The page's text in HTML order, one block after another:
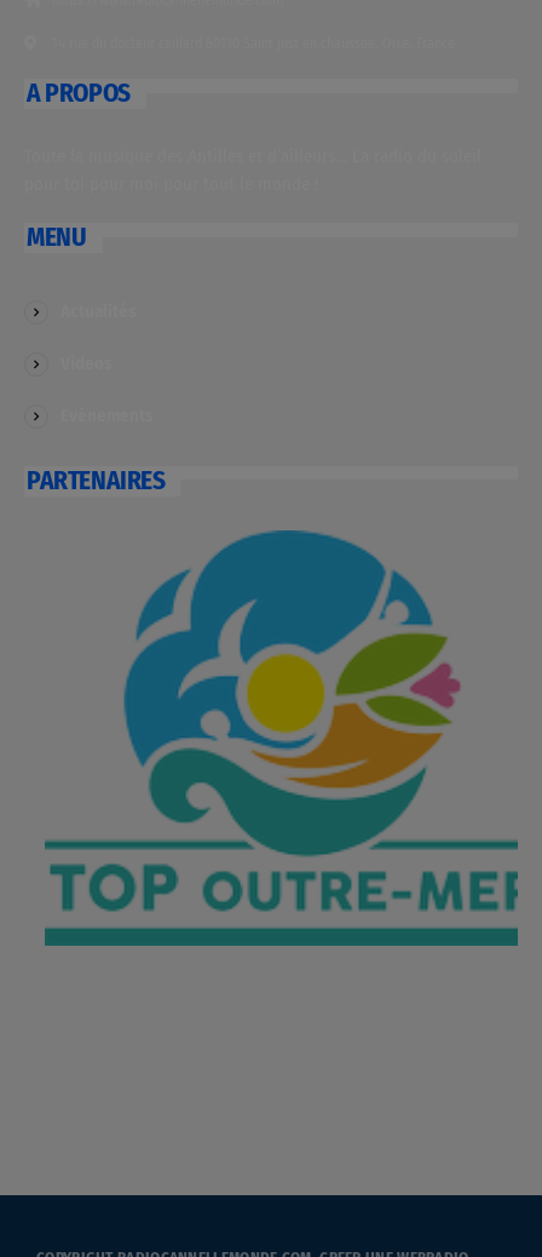
A PROPOS
MENU
PARTENAIRES